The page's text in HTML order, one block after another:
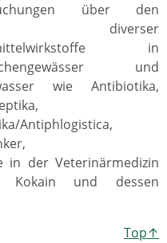
über den
diverser
in
und
wie Antibiotika,
Antiphlogistica,
in der Veterinärmedizin
Kokain und dessen
Top↑